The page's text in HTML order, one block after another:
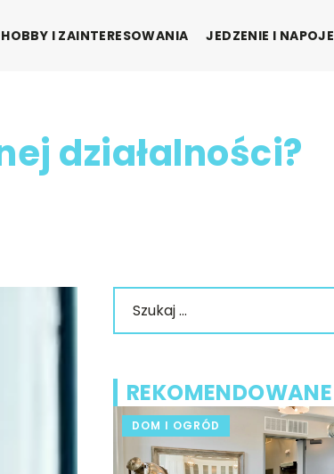
HOBBY I ZAINTERESOWANIA JEDZENIE I NAPOJE
działalności?
REKOMENDOWANE
DOM I OGRÓD